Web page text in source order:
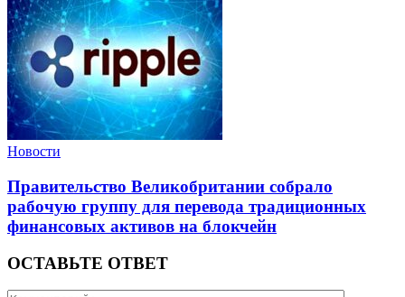
Новости
Правительство Великобритании собрало
рабочую группу для перевода традиционных
финансовых активов на блокчейн
ОСТАВЬТЕ ОТВЕТ